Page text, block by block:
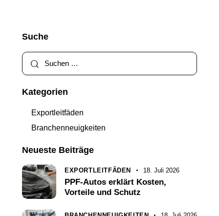
Suche
Kategorien
Exportleitfäden
Branchenneuigkeiten
Neueste Beiträge
EXPORTLEITFÄDEN 18. Juli 2026
PPF-Autos erklärt Kosten,
Vorteile und Schutz